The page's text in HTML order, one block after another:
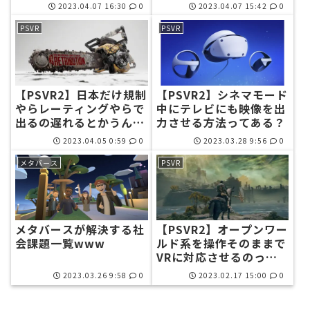
2023.04.07 16:30 0 2023.04.07 15:42 0
PSVR
【PSVR2】日本だけ規制
やらレーティングやらで
出るの遅れるとかうんざ
2023.04.05 0:59 0
PSVR
【PSVR2】シネマモード
中にテレビにも映像を出
力させる方法ってある？
2023.03.28 9:56 0
メタバース
メタバースが解決する社
会課題一覧www
2023.03.26 9:58 0
PSVR
【PSVR2】オープンワー
ルド系を操作そのままで
VRに対応させるのって
難しいのかな2023.02.17 15:00 0